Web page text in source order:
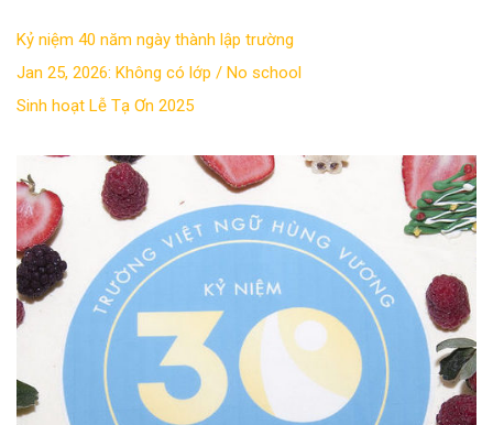
Kỷ niệm 40 năm ngày thành lập trường
Jan 25, 2026: Không có lớp / No school
Sinh hoạt Lễ Tạ Ơn 2025